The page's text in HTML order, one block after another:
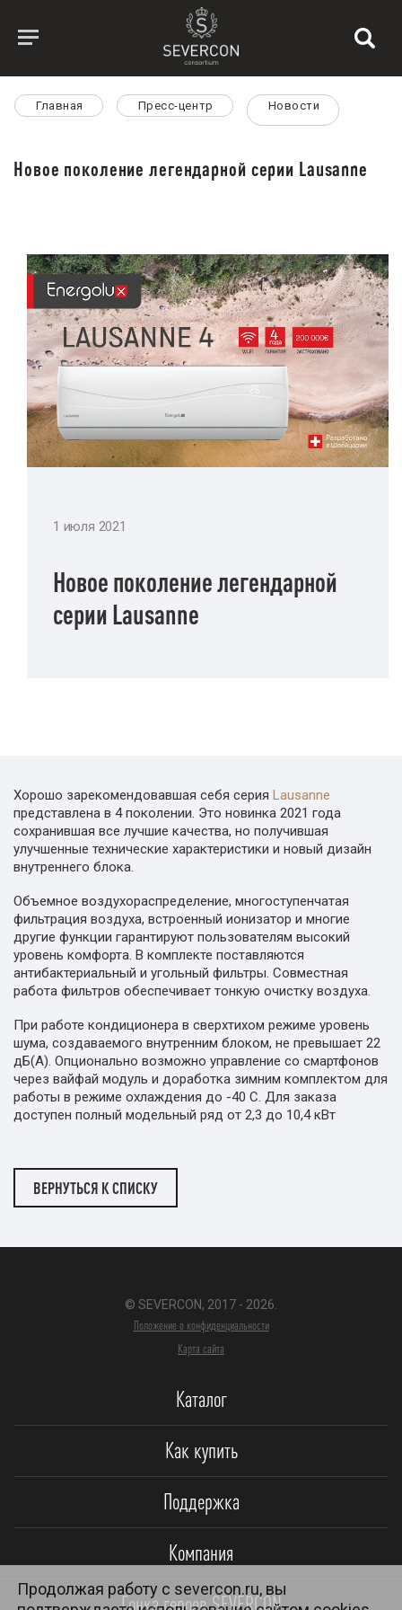
Главная Пресс-центр Новости
Новое поколение легендарной серии Lausanne
1 июля 2021
Новое поколение легендарной
серии Lausanne
Хорошо зарекомендовавшая себя серия Lausanne
представлена в 4 поколении. Это новинка 2021 года
сохранившая все лучшие качества, но получившая
улучшенные технические характеристики и новый дизайн
внутреннего блока.
Объемное воздухораспределение, многоступенчатая
фильтрация воздуха, встроенный ионизатор и многие
другие функции гарантируют пользователям высокий
уровень комфорта. В комплекте поставляются
антибактериальный и угольный фильтры. Совместная
работа фильтров обеспечивает тонкую очистку воздуха.
При работе кондиционера в сверхтихом режиме уровень
шума, создаваемого внутренним блоком, не превышает 22
дБ(А). Опционально возможно управление со смартфонов
через вайфай модуль и доработка зимним комплектом для
работы в режиме охлаждения до -40 С. Для заказа
доступен полный модельный ряд от 2,3 до 10,4 кВт
ВЕРНУТЬСЯ К СПИСКУ
© SEVERCON, 2017 - 2026.
Положение о конфиденциальности
Карта сайта
Каталог
Как купить
Поддержка
Компания
Гонка героев SEVERCON
Продолжая работу с severcon.ru, вы